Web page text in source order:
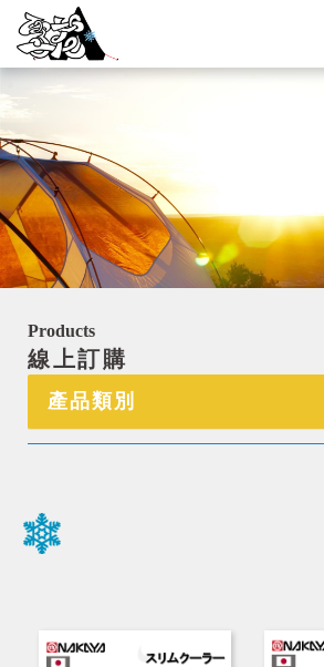
Products
線上訂購
產品類別